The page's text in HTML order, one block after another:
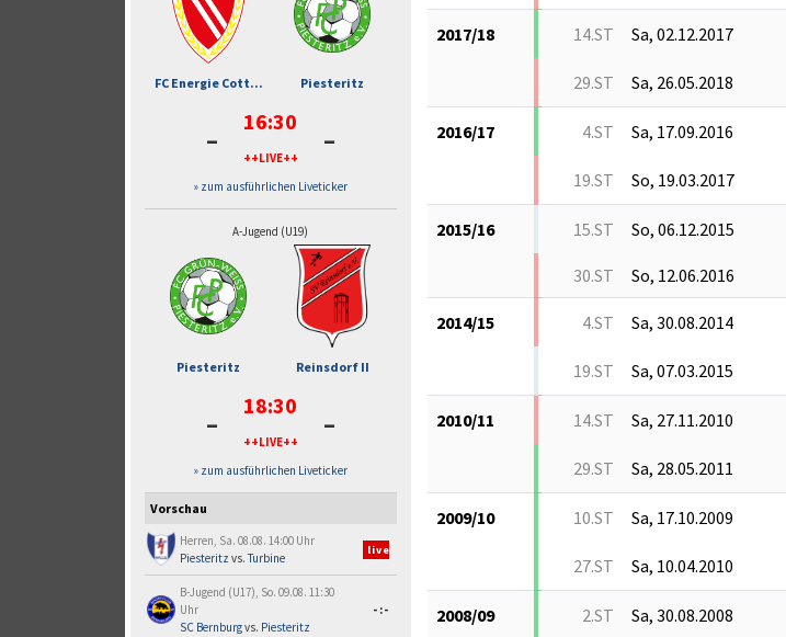
FC Energie Cott... Piesteritz
- 16:30
++LIVE++ -
» zum ausführlichen Liveticker
A-Jugend (U19)
Piesteritz Reinsdorf II
- 18:30
++LIVE++ -
» zum ausführlichen Liveticker
Vorschau
Herren, Sa. 08.08. 14:00 Uhr
Piesteritz vs.Turbine
live
B-Jugend (U17), So. 09.08. 11:30
Uhr
SC Bernburgvs. Piesteritz
-:-
2017/18 14.ST Sa, 02.12.2017
29.ST Sa, 26.05.2018
2016/17 4.ST Sa, 17.09.2016
19.ST So, 19.03.2017
2015/16 15.ST So, 06.12.2015
30.ST So, 12.06.2016
2014/15 4.ST Sa, 30.08.2014
19.ST Sa, 07.03.2015
2010/11 14.ST Sa, 27.11.2010
29.ST Sa, 28.05.2011
2009/10 10.ST Sa, 17.10.2009
27.ST Sa, 10.04.2010
2008/09 2.ST Sa, 30.08.2008